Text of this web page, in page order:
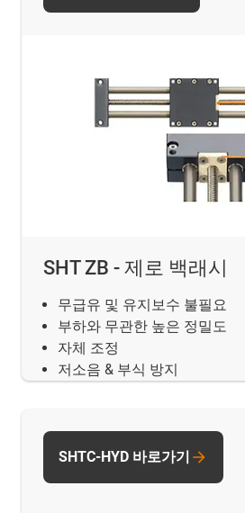
SHT ZB - 제로 백래시
무급유 및 유지보수 불필요
부하와 무관한 높은 정밀도
자체 조정
저소음 & 부식 방지
SHTC-HYD 바로가기